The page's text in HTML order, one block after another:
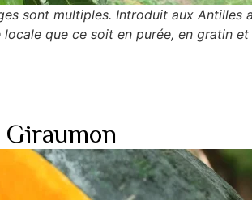
sont multiples. Introduit aux Antilles
que ce soit en purée, en gratin
Giraumon